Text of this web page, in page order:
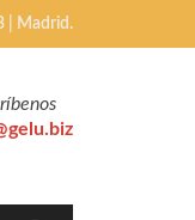
| Madrid.